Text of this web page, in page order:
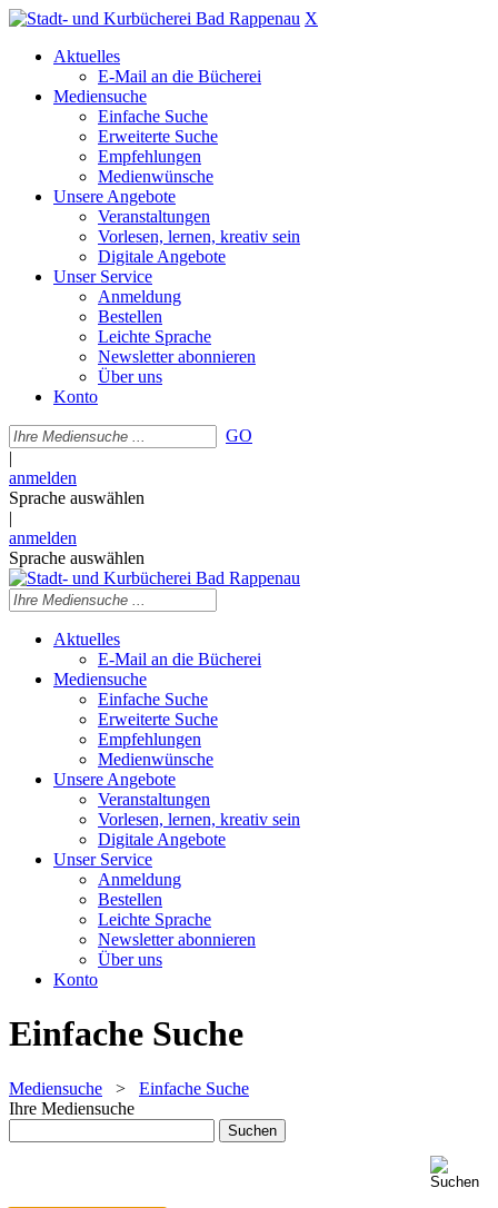
X
Aktuelles
E-Mail an die Bücherei
Mediensuche
Einfache Suche
Erweiterte Suche
Empfehlungen
Medienwünsche
Unsere Angebote
Veranstaltungen
Vorlesen, lernen, kreativ sein
Digitale Angebote
Unser Service
Anmeldung
Bestellen
Leichte Sprache
Newsletter abonnieren
Über uns
Konto
GO
|
anmelden
Sprache auswählen
|
anmelden
Sprache auswählen
Aktuelles
E-Mail an die Bücherei
Mediensuche
Einfache Suche
Erweiterte Suche
Empfehlungen
Medienwünsche
Unsere Angebote
Veranstaltungen
Vorlesen, lernen, kreativ sein
Digitale Angebote
Unser Service
Anmeldung
Bestellen
Leichte Sprache
Newsletter abonnieren
Über uns
Konto
Einfache Suche
Mediensuche > Einfache Suche
Ihre Mediensuche